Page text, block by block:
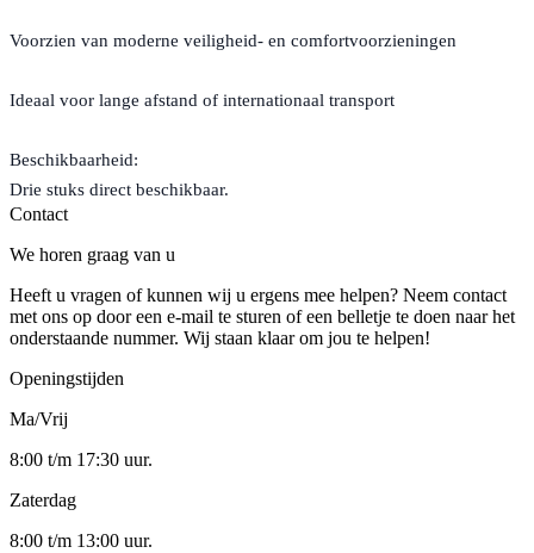
Voorzien van moderne veiligheid- en comfortvoorzieningen
Ideaal voor lange afstand of internationaal transport
Beschikbaarheid:
Drie stuks direct beschikbaar.
Contact
We horen graag van u
Heeft u vragen of kunnen wij u ergens mee helpen? Neem contact
met ons op door een e-mail te sturen of een belletje te doen naar het
onderstaande nummer. Wij staan klaar om jou te helpen!
Openingstijden
Ma/Vrij
8:00 t/m 17:30 uur.
Zaterdag
8:00 t/m 13:00 uur.